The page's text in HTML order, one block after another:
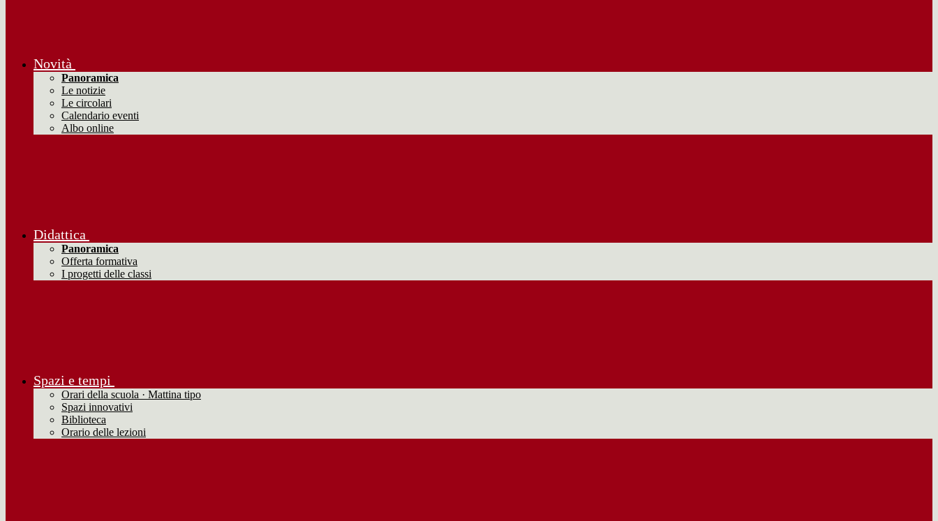
Novità
Panoramica
Le notizie
Le circolari
Calendario eventi
Albo online
Didattica
Panoramica
Offerta formativa
I progetti delle classi
Spazi e tempi
Orari della scuola · Mattina tipo
Spazi innovativi
Biblioteca
Orario delle lezioni